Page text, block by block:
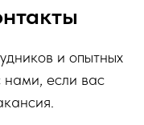
и опытных
нами, если вас